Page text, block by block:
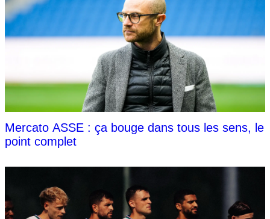
Mercato ASSE : ça bouge dans tous les sens, le
point complet